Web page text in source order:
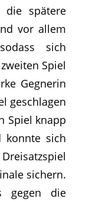
spätere
vor allem
sich
Spiel
Gegnerin
geschlagen
Spiel knapp
konnte sich
sichern.
gegen die